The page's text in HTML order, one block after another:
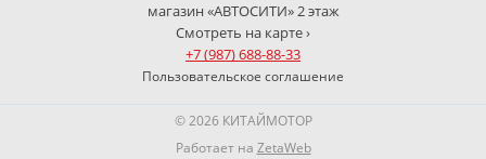
магазин «АВТОСИТИ» 2 этаж
Смотреть на карте ›
+7 (987) 688-88-33
Пользовательское соглашение
© 2026 КИТАЙМОТОР
Работает на ZetaWeb